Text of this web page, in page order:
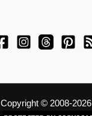
Copyright © 2008-2026